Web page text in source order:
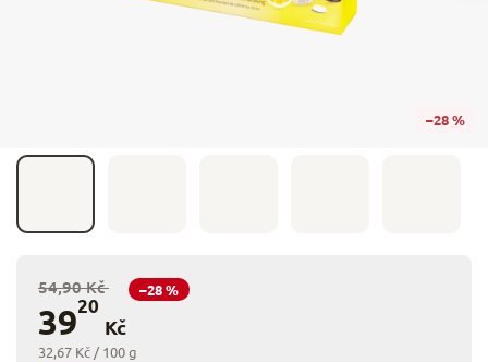
–28 %
54,90 Kč –28 %
3920
Kč
32,67 Kč / 100 g